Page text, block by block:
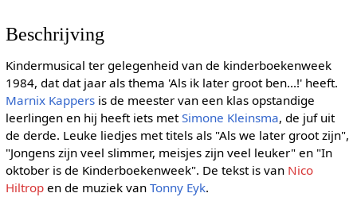
Beschrijving
Kindermusical ter gelegenheid van de kinderboekenweek
1984, dat dat jaar als thema 'Als ik later groot ben...!' heeft.
Marnix Kappersis de meester van een klas opstandige
leerlingen en hij heeft iets metSimone Kleinsma, de juf uit
de derde. Leuke liedjes met titels als "Als we later groot zijn",
"Jongens zijn veel slimmer, meisjes zijn veel leuker" en "In
oktober is de Kinderboekenweek". De tekst is van Nico
Hiltropen de muziek van Tonny Eyk.